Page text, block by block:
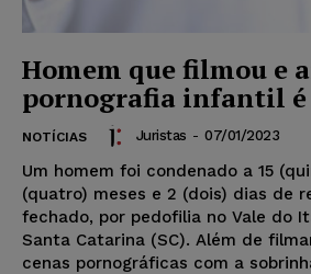
Homem que filmou e
pornografia infantil é
NOTÍCIAS Juristas - 07/01/2023
Um homem foi condenado a 15
(quatro) meses e 2 (dois) dias de
fechado, por pedofilia no Vale do
Santa Catarina (SC). Além de
cenas pornográficas com a